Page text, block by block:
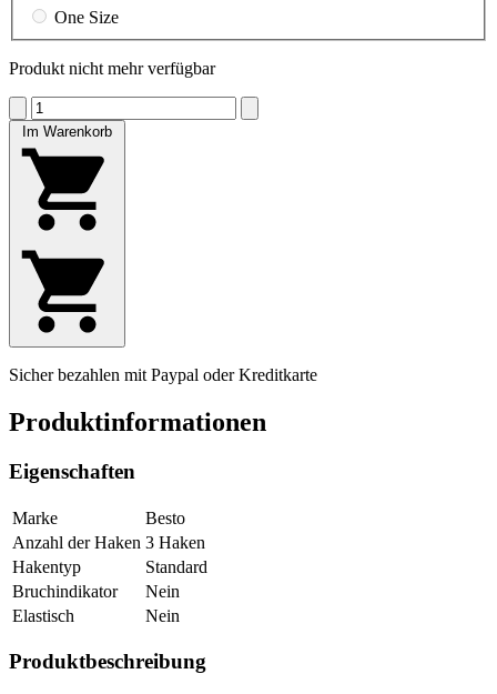
One Size
Produkt nicht mehr verfügbar
Im Warenkorb
Sicher bezahlen mit Paypal oder Kreditkarte
Produktinformationen
Eigenschaften
Marke
Besto
Anzahl der Haken 3 Haken
Hakentyp
Standard
Bruchindikator
Nein
Elastisch
Nein
Produktbeschreibung